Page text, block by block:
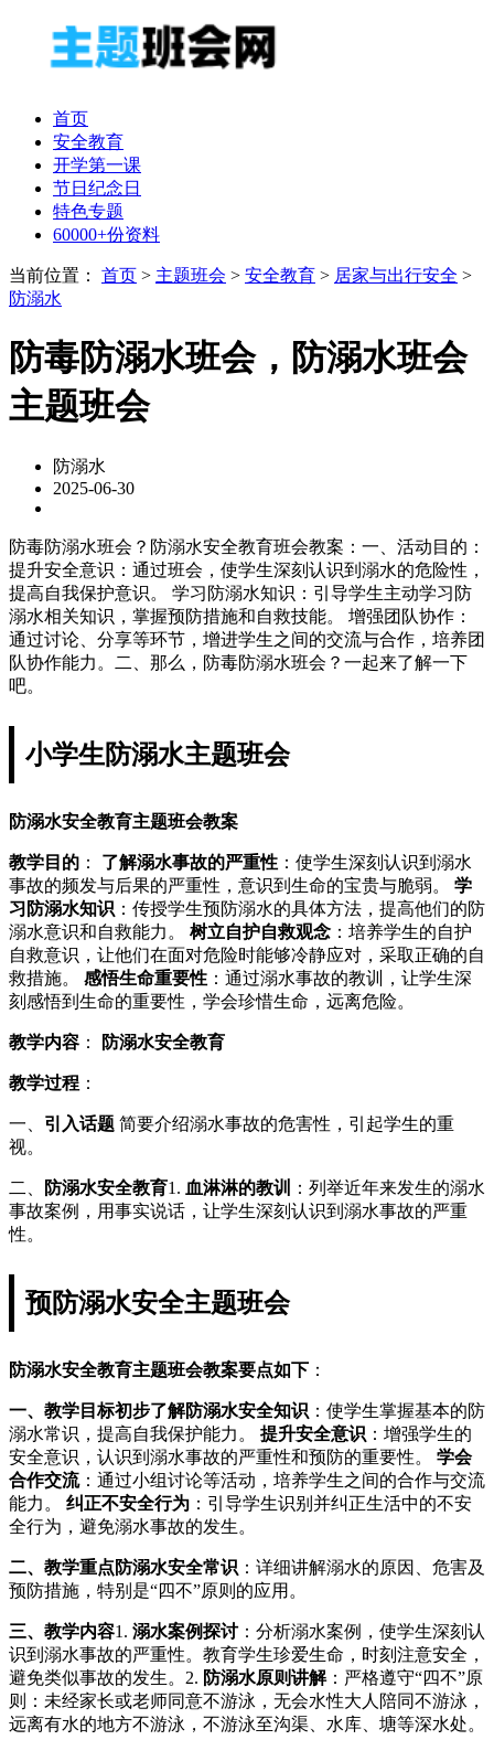
首页
安全教育
开学第一课
节日纪念日
特色专题
60000+份资料
当前位置： 首页 > 主题班会 > 安全教育 > 居家与出行安全 >
防溺水
防毒防溺水班会，防溺水班会
主题班会
防溺水
2025-06-30
防毒防溺水班会？防溺水安全教育班会教案：一、活动目的：
提升安全意识：通过班会，使学生深刻认识到溺水的危险性，
提高自我保护意识。 学习防溺水知识：引导学生主动学习防
溺水相关知识，掌握预防措施和自救技能。 增强团队协作：
通过讨论、分享等环节，增进学生之间的交流与合作，培养团
队协作能力。二、那么，防毒防溺水班会？一起来了解一下
吧。
小学生防溺水主题班会
防溺水安全教育主题班会教案
教学目的 ： 了解溺水事故的严重性 ：使学生深刻认识到溺水
事故的频发与后果的严重性，意识到生命的宝贵与脆弱。 学
习防溺水知识 ：传授学生预防溺水的具体方法，提高他们的防
溺水意识和自救能力。 树立自护自救观念 ：培养学生的自护
自救意识，让他们在面对危险时能够冷静应对，采取正确的自
救措施。 感悟生命重要性 ：通过溺水事故的教训，让学生深
刻感悟到生命的重要性，学会珍惜生命，远离危险。
教学内容 ： 防溺水安全教育
教学过程 ：
一、 引入话题 简要介绍溺水事故的危害性，引起学生的重
视。
二、 防溺水安全教育1. 血淋淋的教训
：列举近年来发生的溺水
事故案例，用事实说话，让学生深刻认识到溺水事故的严重
性。
预防溺水安全主题班会
防溺水安全教育主题班会教案要点如下 ：
一、教学目标初步了解防溺水安全知识 ：使学生掌握基本的防
溺水常识，提高自我保护能力。 提升安全意识 ：增强学生的
安全意识，认识到溺水事故的严重性和预防的重要性。 学会
合作交流：通过小组讨论等活动，培养学生之间的合作与交流
能力。 纠正不安全行为 ：引导学生识别并纠正生活中的不安
全行为，避免溺水事故的发生。
二、教学重点 防溺水安全常识 ：详细讲解溺水的原因、危害及
预防措施，特别是“四不”原则的应用。
三、教学内容1. 溺水案例探讨：分析溺水案例，使学生深刻认
识到溺水事故的严重性。教育学生珍爱生命，时刻注意安全，
避免类似事故的发生。2. 防溺水原则讲解：严格遵守“四不”原
则：未经家长或老师同意不游泳，无会水性大人陪同不游泳，
远离有水的地方不游泳，不游泳至沟渠、水库、塘等深水处。